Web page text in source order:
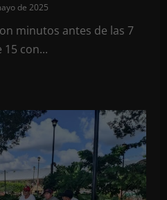
de 2025
minutos antes de las 7
15 con...